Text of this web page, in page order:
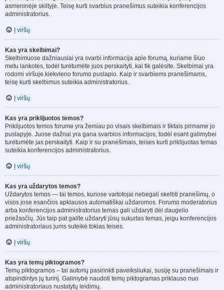
asmeninėje skiltyje. Teisę kurti svarbius pranešimus suteikia konferencijos
administratorius.
Į viršų
Kas yra skelbimai?
Skelbimuose dažniausiai yra svarbi informacija apie forumą, kuriame šiuo
metu lankotės, todėl turėtumėte juos perskaityti, kai tik galėsite. Skelbimai yra
rodomi viršuje kiekvieno forumo puslapio. Kaip ir svarbiems pranešimams,
teisę kurti skelbimus suteikia administratorius.
Į viršų
Kas yra priklijuotos temos?
Priklijuotos temos forume yra žemiau po visais skelbimais ir tiktais pirmame jo
puslapyje. Juose dažnai yra gana svarbios informacijos, todėl esant galimybei
turėtumėte jas perskaityti. Kaip ir su pranešimais, teises kurti priklijuotas temas
suteikia konferencijos administratorius.
Į viršų
Kas yra uždarytos temos?
Uždarytos temos — tai temos, kuriose vartotojai nebegali skelbti pranešimų, o
visos jose esančios apklausos automatiškai uždaromos. Forumo moderatorius
arba konferencijos administratorius temas gali uždaryti dėl daugelio
priežasčių. Jūs taip pat galite uždaryti jūsų sukurtas temas, jeigu konferencijos
administratoriaus jums suteikė tokias teises.
Į viršų
Kas yra temų piktogramos?
Temų piktogramos – tai autorių pasirinkti paveiksliukai, susiję su pranešimais ir
atspindintys jų turinį. Galimybė naudoti temų piktogramas priklauso nuo
administratoriaus nustatytų leidimų.